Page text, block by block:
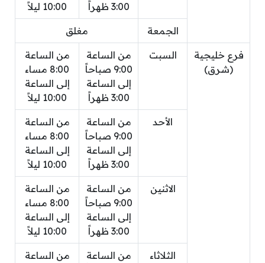
3:00 ظهراً
10:00 ليلاً
الجمعة مغلق
فرع خليجية
(شرق)
السبت
من الساعة
9:00 صباحاً
إلى الساعة
3:00 ظهراً
من الساعة
8:00 مساء
إلى الساعة
10:00 ليلاً
الأحد
من الساعة
9:00 صباحاً
إلى الساعة
3:00 ظهراً
من الساعة
8:00 مساء
إلى الساعة
10:00 ليلاً
الاثنين
من الساعة
9:00 صباحاً
إلى الساعة
3:00 ظهراً
من الساعة
8:00 مساء
إلى الساعة
10:00 ليلاً
الثلاثاء
من الساعة
من الساعة